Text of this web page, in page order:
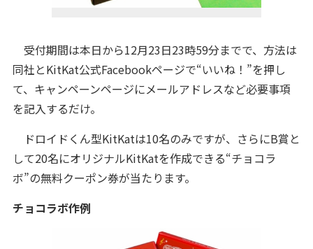
受付期間は本日から12月23日23時59分までで、方法は
同社とKitKat公式Facebookページで“いいね！”を押し
て、キャンペーンページにメールアドレスなど必要事項
を記入するだけ。
ドロイドくん型KitKatは10名のみですが、さらにB賞と
して20名にオリジナルKitKatを作成できる“チョコラ
ボ”の無料クーポン券が当たります。
チョコラボ作例